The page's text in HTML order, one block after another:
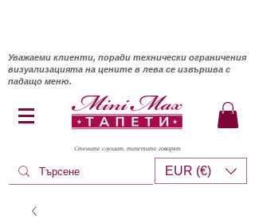
Уважаеми клиенти, поради технически ограничения
визуализацията на цените в лева се извършва с
падащо меню.
Стените слушат, тапетите говорят
EUR (€)